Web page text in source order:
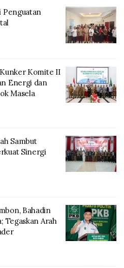
Penguatan
Komite II
Energi dan
Masela
Sambut
Sinergi
Bahadin
Tegaskan Arah